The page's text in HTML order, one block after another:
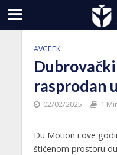
AVGEEK
rasprodan
02/02/2025 1
Du Motion i ove
štićenom prostoru